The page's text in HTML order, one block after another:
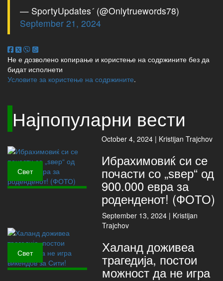
— SportyUpdates (@Onlytruewords78)
September 21, 2024
Не е дозволено копирање и користење на содржините без да
бидат исполнети
Условите за користење на содржините.
Најпопуларни вести
Свет
October 4, 2024 | Kristijan Trajchov
Ибрахимовиќ си се
почасти со „ѕвер“ од
900.000 евра за
роденденот! (ФОТО)
Свет
September 13, 2024 | Kristijan
Trajchov
Халанд доживеа
трагедија, постои
можност да не игра